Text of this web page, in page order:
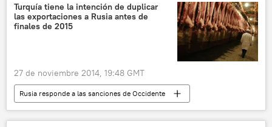
Turquía tiene la intención de duplicar
las exportaciones a Rusia antes de
finales de 2015
27 de noviembre 2014, 19:48 GMT
Rusia responde a las sanciones de Occidente
Economía
noticias